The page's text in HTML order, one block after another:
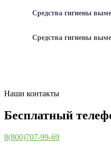
Средства гигиены
Средства гигиены
Наши контакты
Бесплатный
8(800)707-99-69